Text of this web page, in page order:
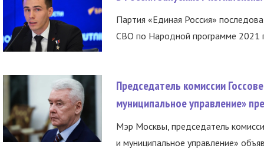
Партия «Единая Россия»
СВО по Народной программе 2021
Председатель комиссии
муниципальное управление»
Мэр Москвы, председатель
и муниципальное управление»